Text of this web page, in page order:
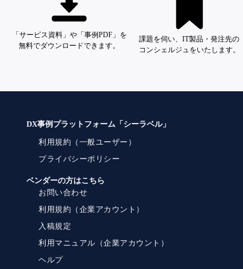
「サービス資料」や「事例PDF」を
無料でダウンロードできます。
課題を伺い、IT製品・発注先の
コンシェルジュをいたします。
DX事例プラットフォーム「シーラベル」
利用規約（一般ユーザー）
プライバシーポリシー
ベンダーの方はこちら
お問い合わせ
利用規約（企業アカウント）
入稿規定
利用マニュアル（企業アカウント）
ヘルプ